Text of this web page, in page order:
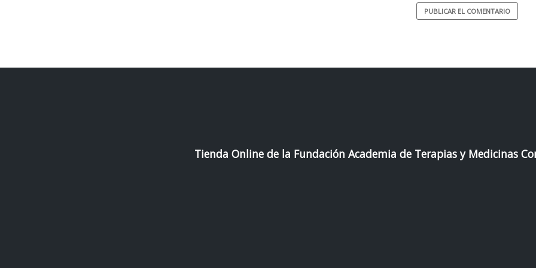
Tienda Online de la Fundación Academia de Terapias y Medicinas